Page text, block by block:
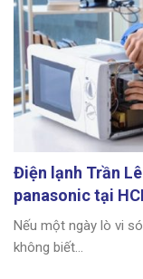
Điện lạnh Trần
panasonic tại
Nếu một ngày lò vi
không biết...